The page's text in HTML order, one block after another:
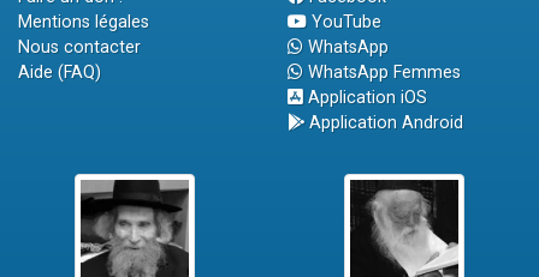
Mentions légales
Nous contacter
Aide (FAQ)
YouTube
WhatsApp
WhatsApp Femmes
Application iOS
Application Android